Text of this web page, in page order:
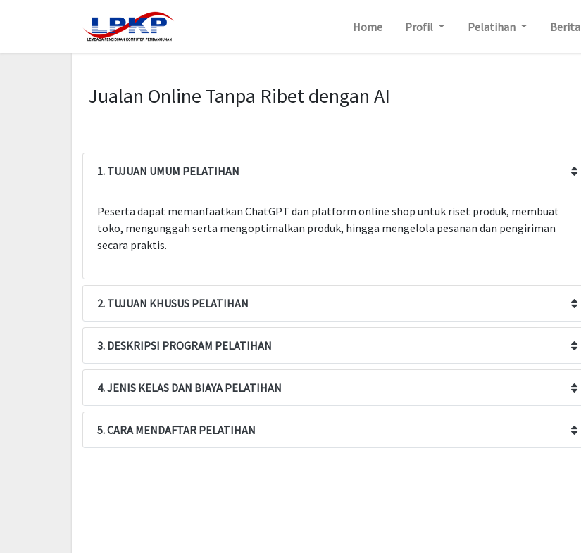
Home Profil Pelatihan Berita
Jualan Online Tanpa Ribet dengan AI
1. TUJUAN UMUM PELATIHAN
Peserta dapat memanfaatkan ChatGPT dan platform online shop untuk riset produk, membuat
toko, mengunggah serta mengoptimalkan produk, hingga mengelola pesanan dan pengiriman
secara praktis.
2. TUJUAN KHUSUS PELATIHAN
3. DESKRIPSI PROGRAM PELATIHAN
4. JENIS KELAS DAN BIAYA PELATIHAN
5. CARA MENDAFTAR PELATIHAN